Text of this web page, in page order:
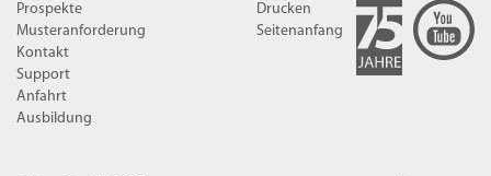
Prospekte
Musteranforderung
Kontakt
Support
Anfahrt
Ausbildung
Drucken
Seitenanfang